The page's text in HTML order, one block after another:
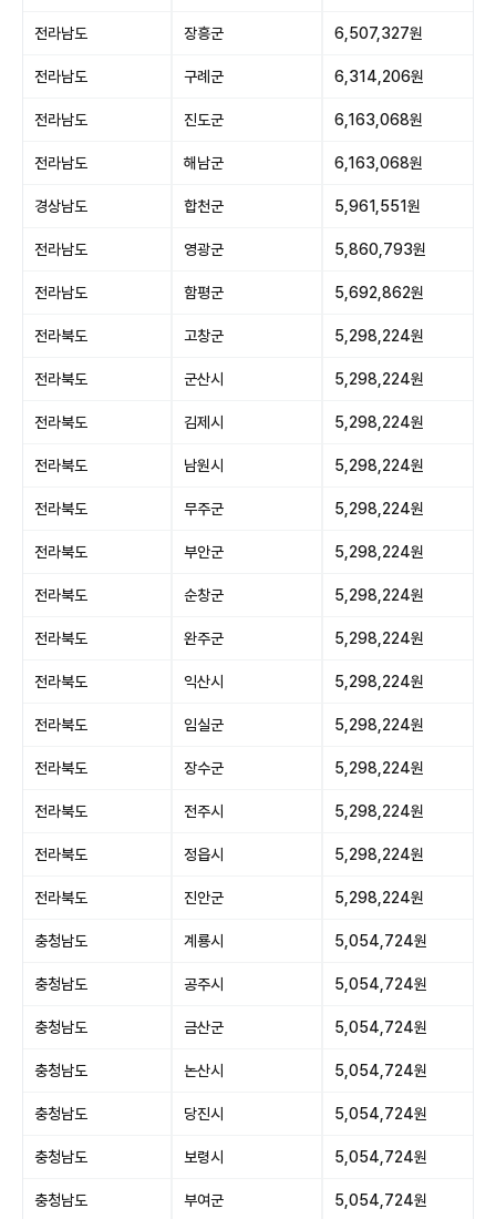
전라남도 장흥군 6,507,327원
전라남도 구례군 6,314,206원
전라남도 진도군 6,163,068원
전라남도 해남군 6,163,068원
경상남도 합천군 5,961,551원
전라남도 영광군 5,860,793원
전라남도 함평군 5,692,862원
전라북도 고창군 5,298,224원
전라북도 군산시 5,298,224원
전라북도 김제시 5,298,224원
전라북도 남원시 5,298,224원
전라북도 무주군 5,298,224원
전라북도 부안군 5,298,224원
전라북도 순창군 5,298,224원
전라북도 완주군 5,298,224원
전라북도 익산시 5,298,224원
전라북도 임실군 5,298,224원
전라북도 장수군 5,298,224원
전라북도 전주시 5,298,224원
전라북도 정읍시 5,298,224원
전라북도 진안군 5,298,224원
충청남도 계룡시 5,054,724원
충청남도 공주시 5,054,724원
충청남도 금산군 5,054,724원
충청남도 논산시 5,054,724원
충청남도 당진시 5,054,724원
충청남도 보령시 5,054,724원
충청남도 부여군 5,054,724원